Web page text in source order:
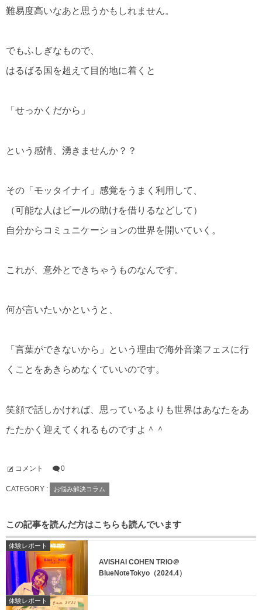
難易度高いなあと思うかもしれません。
でもふしぎなもので、
はるばる国を超えて目的地に着くと
「せっかくだから」
という感情、湧きませんか？？
その「モッタイナイ」感覚をうまく利用して、
（可能な人はビールの助けを借りるなどして）
自分からコミュニケーションの世界を開いていく。
これが、意外とできちゃうものなんです。
何が言いたいかというと、
「言葉ができないから」という理由で海外音楽フェスに行
くことをあきらめなくていいのです。
笑顔で話しかければ、思っているよりも世界はあなたをあ
たたかく迎えてくれるものですよ＾＾
コメント 0
CATEGORY : お悩み解決コラム
この記事を読んだ方はこちらも読んでいます
体験レポート
AVISHAI COHEN TRIO＠
BlueNoteTokyo（2024.4）
体験レポート